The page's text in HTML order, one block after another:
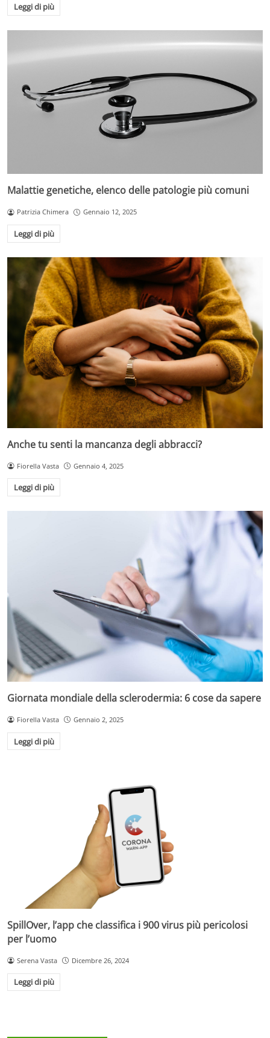
Leggi di più
Malattie genetiche, elenco delle patologie più comuni
Patrizia Chimera Gennaio 12, 2025
Leggi di più
Anche tu senti la mancanza degli abbracci?
Fiorella Vasta Gennaio 4, 2025
Leggi di più
Giornata mondiale della sclerodermia: 6 cose da sapere
Fiorella Vasta Gennaio 2, 2025
Leggi di più
SpillOver, l’app che classifica i 900 virus più pericolosi
per l’uomo
Serena Vasta Dicembre 26, 2024
Leggi di più